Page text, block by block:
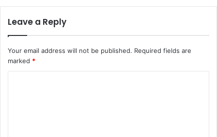
Leave a Reply
Your email address will not be published. Required fields are
marked *